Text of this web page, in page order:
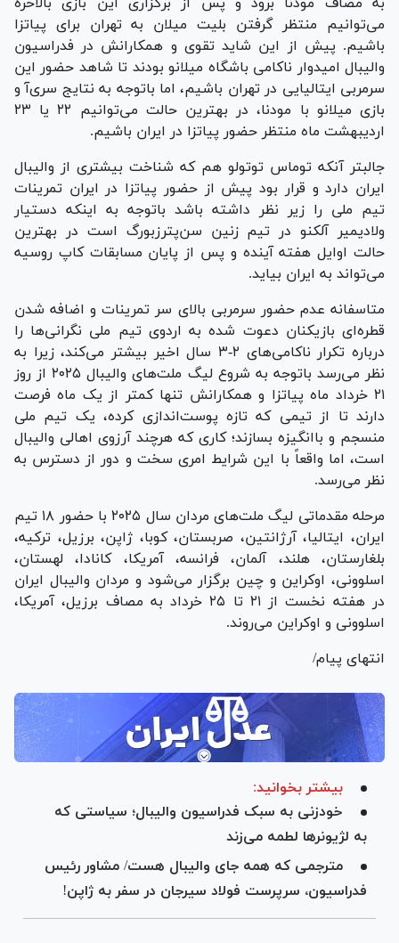
می‌توانیم منتظر گرفتن بلیت میلان به تهران برای پیاتزا
باشیم. پیش از این شاید تقوی و همکارانش در فدراسیون
والیبال امیدوار ناکامی باشگاه میلانو بودند تا شاهد حضور این
سرمربی ایتالیایی در تهران باشیم، اما باتوجه به نتایج سری‌آ و
بازی میلانو با مودنا، در بهترین حالت می‌توانیم ۲۲ یا ۲۳
اردیبهشت ماه منتظر حضور پیاتزا در ایران باشیم.
جالبتر آنکه توماس توتولو هم که شناخت بیشتری از والیبال
ایران دارد و قرار بود پیش از حضور پیاتزا در ایران تمرینات
تیم ملی را زیر نظر داشته باشد باتوجه به اینکه دستیار
ولادیمیر آلکنو در تیم زنین سن‌پترزبورگ است در بهترین
حالت اوایل هفته آینده و پس از پایان مسابقات کاپ روسیه
می‌تواند به ایران بیاید.
متاسفانه عدم حضور سرمربی بالای سر تمرینات و اضافه شدن
قطره‌ای بازیکنان دعوت شده به اردوی تیم ملی نگرانی‌ها را
درباره تکرار ناکامی‌های ۲-۳ سال اخیر بیشتر می‌کند، زیرا به
نظر می‌رسد باتوجه به شروع لیگ ملت‌های والیبال ۲۰۲۵ از روز
۲۱ خرداد ماه پیاتزا و همکارانش تنها کمتر از یک ماه فرصت
دارند تا از تیمی که تازه پوست‌اندازی کرده، یک تیم ملی
منسجم و باانگیزه بسازند؛ کاری که هرچند آرزوی اهالی والیبال
است، اما واقعاً با این شرایط امری سخت و دور از دسترس به
نظر می‌رسد.
مرحله مقدماتی لیگ ملت‌های مردان سال ۲۰۲۵ با حضور ۱۸ تیم
ایران، ایتالیا، آرژانتین، صربستان، کوبا، ژاپن، برزیل، ترکیه،
بلغارستان، هلند، آلمان، فرانسه، آمریکا، کانادا، لهستان،
اسلوونی، اوکراین و چین برگزار می‌شود و مردان والیبال ایران
در هفته نخست از ۲۱ تا ۲۵ خرداد به مصاف برزیل، آمریکا،
اسلوونی و اوکراین می‌روند.
انتهای پیام/
بیشتر بخوانید:
خودزنی به سبک فدراسیون والیبال؛ سیاستی که
به لژیونرها لطمه می‌زند
مترجمی که همه جای والیبال هست/ مشاور رئیس
فدراسیون، سرپرست فولاد سیرجان در سفر به ژاپن!